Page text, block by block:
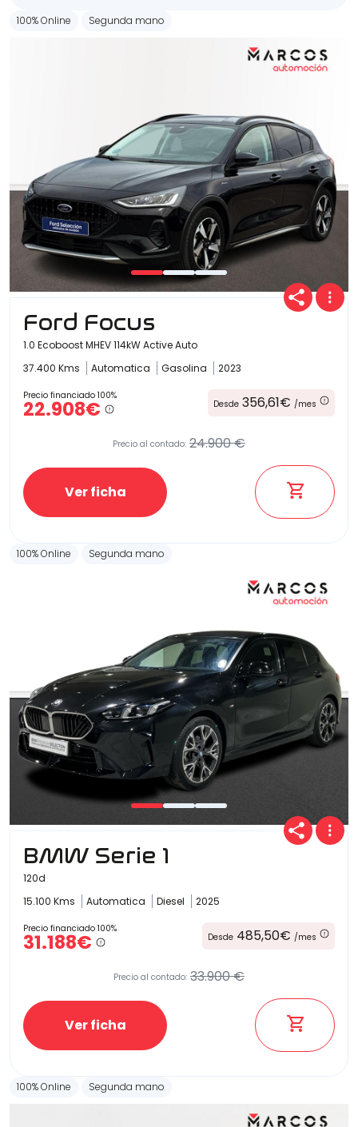
100% Online Segunda mano
Ford Focus
1.0 Ecoboost MHEV 114kW Active Auto
37.400 Kms
Automatica Gasolina 2023
Precio financiado 100%
22.908€ Desde 356,61€ /mes
Precio al contado: 24.900 €
Ver ficha
100% Online Segunda mano
BMW Serie 1
120d
15.100 Kms
Automatica Diesel 2025
Precio financiado 100%
31.188€ Desde 485,50€ /mes
Precio al contado: 33.900 €
Ver ficha
100% Online Segunda mano